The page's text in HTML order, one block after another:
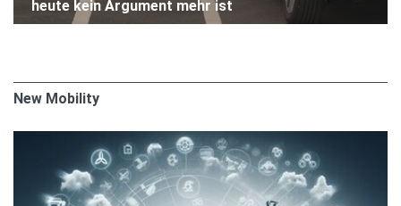
heute kein Argument mehr ist
New Mobility